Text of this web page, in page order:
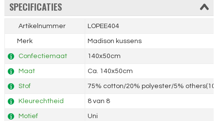
SPECIFICATIES
Artikelnummer LOPEE404
Merk Madison kussens
Confectiemaat 140x50cm
Maat Ca. 140x50cm
Stof 75% cotton/20% polyester/5%
Kleurechtheid 8 van 8
Motief Uni